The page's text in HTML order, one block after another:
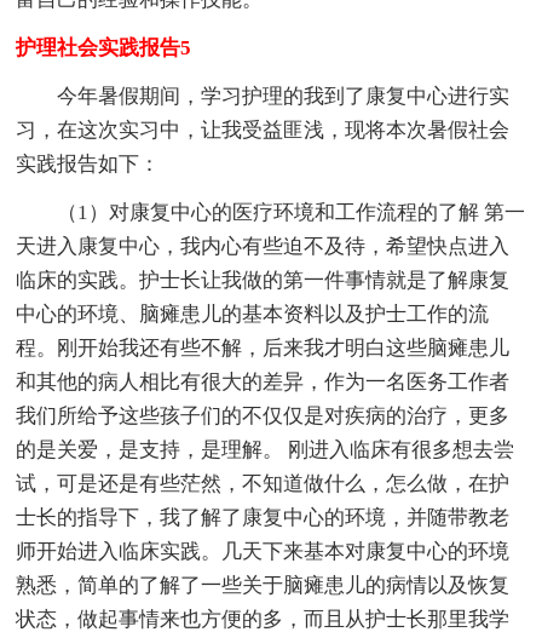
护理社会实践报告5
今年暑假期间，学习护理的我到了康复中心进行实
习，在这次实习中，让我受益匪浅，现将本次暑假社会
实践报告如下：
（1）对康复中心的医疗环境和工作流程的了解 第一
天进入康复中心，我内心有些迫不及待，希望快点进入
临床的实践。护士长让我做的第一件事情就是了解康复
中心的环境、脑瘫患儿的基本资料以及护士工作的流
程。刚开始我还有些不解，后来我才明白这些脑瘫患儿
和其他的病人相比有很大的差异，作为一名医务工作者
我们所给予这些孩子们的不仅仅是对疾病的治疗，更多
的是关爱，是支持，是理解。 刚进入临床有很多想去尝
试，可是还是有些茫然，不知道做什么，怎么做，在护
士长的指导下，我了解了康复中心的环境，并随带教老
师开始进入临床实践。几天下来基本对康复中心的环境
熟悉，简单的了解了一些关于脑瘫患儿的病情以及恢复
状态，做起事情来也方便的多，而且从护士长那里我学